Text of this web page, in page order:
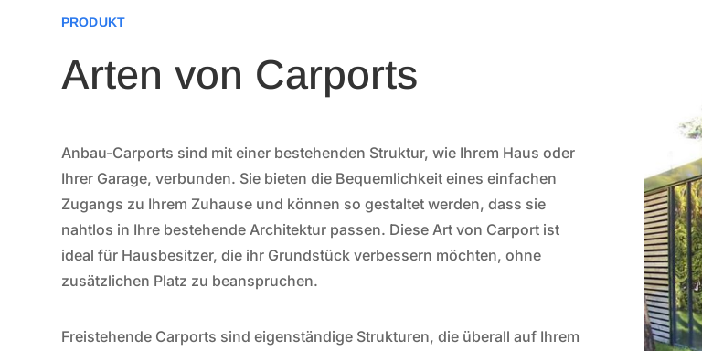
PRODUKT
Arten von Carports
Anbau-Carports sind mit einer bestehenden Struktur, wie Ihrem Haus oder
Ihrer Garage, verbunden. Sie bieten die Bequemlichkeit eines einfachen
Zugangs zu Ihrem Zuhause und können so gestaltet werden, dass sie
nahtlos in Ihre bestehende Architektur passen. Diese Art von Carport ist
ideal für Hausbesitzer, die ihr Grundstück verbessern möchten, ohne
zusätzlichen Platz zu beanspruchen.
Freistehende Carports sind eigenständige Strukturen, die überall auf Ihrem